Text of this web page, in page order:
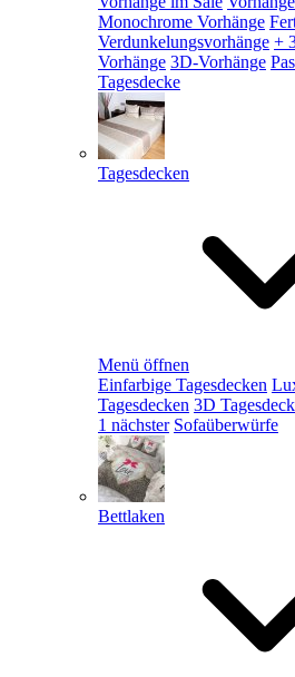
Monochrome Vorhänge
Verdunkelungsvorhänge +
Vorhänge 3D-Vorhänge
Tagesdecke
Tagesdecken
Menü öffnen
Einfarbige Tagesdecken
Tagesdecken 3D
1 nächster Sofaüberwürfe
Bettlaken